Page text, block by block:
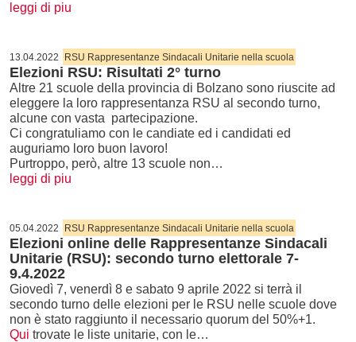
leggi di piu
13.04.2022 RSU Rappresentanze Sindacali Unitarie nella scuola
Elezioni RSU: Risultati 2° turno
Altre 21 scuole della provincia di Bolzano sono riuscite ad
eleggere la loro rappresentanza RSU al secondo turno,
alcune con vasta partecipazione.
Ci congratuliamo con le candiate ed i candidati ed
auguriamo loro buon lavoro!
Purtroppo, però, altre 13 scuole non…
leggi di piu
05.04.2022 RSU Rappresentanze Sindacali Unitarie nella scuola
Elezioni online delle Rappresentanze Sindacali
Unitarie (RSU): secondo turno elettorale 7-
9.4.2022
Giovedì 7, venerdì 8 e sabato 9 aprile 2022 si terrà il
secondo turno delle elezioni per le RSU nelle scuole dove
non è stato raggiunto il necessario quorum del 50%+1.
Qui trovate le liste unitarie, con le…